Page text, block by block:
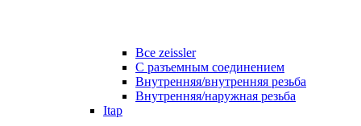
Все zeissler
С разъемным соединением
Внутренняя/внутренняя резьба
Внутренняя/наружная резьба
Itap